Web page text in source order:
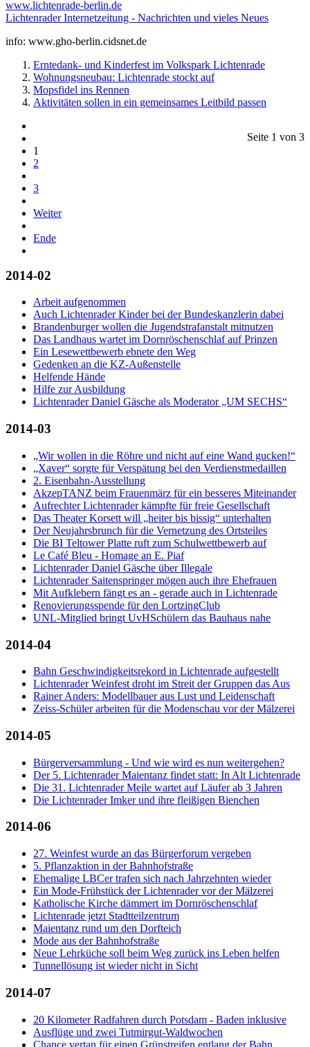
www.lichtenrade-berlin.de
Lichtenrader Internetzeitung - Nachrichten und vieles Neues
info: www.gho-berlin.cidsnet.de
Erntedank- und Kinderfest im Volkspark Lichtenrade
Wohnungsneubau: Lichtenrade stockt auf
Mopsfidel ins Rennen
Aktivitäten sollen in ein gemeinsames Leitbild passen
Seite 1 von 3
1
2
3
Weiter
Ende
2014-02
Arbeit aufgenommen
Auch Lichtenrader Kinder bei der Bundeskanzlerin dabei
Brandenburger wollen die Jugendstrafanstalt mitnutzen
Das Landhaus wartet im Dornröschenschlaf auf Prinzen
Ein Lesewettbewerb ebnete den Weg
Gedenken an die KZ-Außenstelle
Helfende Hände
Hilfe zur Ausbildung
Lichtenrader Daniel Gäsche als Moderator „UM SECHS“
2014-03
„Wir wollen in die Röhre und nicht auf eine Wand gucken!“
„Xaver“ sorgte für Verspätung bei den Verdienstmedaillen
2. Eisenbahn-Ausstellung
AkzepTANZ beim Frauenmärz für ein besseres Miteinander
Aufrechter Lichtenrader kämpfte für freie Gesellschaft
Das Theater Korsett will „heiter bis bissig“ unterhalten
Der Neujahrsbrunch für die Vernetzung des Ortsteiles
Die BI Teltower Platte ruft zum Schulwettbewerb auf
Le Café Bleu - Homage an E. Piaf
Lichtenrader Daniel Gäsche über Illegale
Lichtenrader Saitenspringer mögen auch ihre Ehefrauen
Mit Aufklebern fängt es an - gerade auch in Lichtenrade
Renovierungsspende für den LortzingClub
UNL-Mitglied bringt UvHSchülern das Bauhaus nahe
2014-04
Bahn Geschwindigkeitsrekord in Lichtenrade aufgestellt
Lichtenrader Weinfest droht im Streit der Gruppen das Aus
Rainer Anders: Modellbauer aus Lust und Leidenschaft
Zeiss-Schüler arbeiten für die Modenschau vor der Mälzerei
2014-05
Bürgerversammlung - Und wie wird es nun weitergehen?
Der 5. Lichtenrader Maientanz findet statt: In Alt Lichtenrade
Die 31. Lichtenrader Meile wartet auf Läufer ab 3 Jahren
Die Lichtenrader Imker und ihre fleißigen Bienchen
2014-06
27. Weinfest wurde an das Bürgerforum vergeben
5. Pflanzaktion in der Bahnhofstraße
Ehemalige LBCer trafen sich nach Jahrzehnten wieder
Ein Mode-Frühstück der Lichtenrader vor der Mälzerei
Katholische Kirche dämmert im Dornröschenschlaf
Lichtenrade jetzt Stadtteilzentrum
Maientanz rund um den Dorfteich
Mode aus der Bahnhofstraße
Neue Lehrküche soll beim Weg zurück ins Leben helfen
Tunnellösung ist wieder nicht in Sicht
2014-07
20 Kilometer Radfahren durch Potsdam - Baden inklusive
Ausflüge und zwei Tutmirgut-Waldwochen
Chance vertan für einen Grünstreifen entlang der Bahn